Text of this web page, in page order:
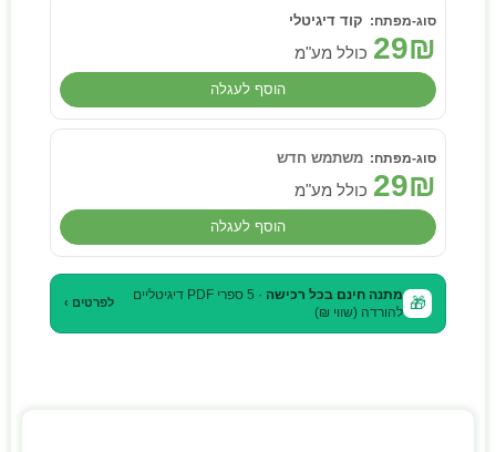
קוד דיגיטלי
29₪ כולל מע"מ
הוסף לעגלה
משתמש חדש
29₪ כולל מע"מ
הוסף לעגלה
🎁 מתנה חינם בכל רכישה
· 5 ספרי PDF דיגיטליים
להורדה (שווי ₪)
לפרטים ›